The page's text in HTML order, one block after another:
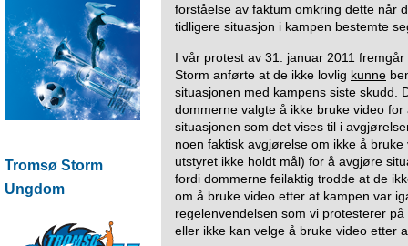
Tromsø Storm
Ungdom
forståelse av faktum omkring dette når
tidligere situasjon i kampen bestemte
I vår protest av 31. januar 2011
Storm anførte at de ikke lovlig kunne
situasjonen med kampens siste skudd.
dommerne valgte å ikke bruke video
situasjonen som det vises til i
noen faktisk avgjørelse om ikke å
utstyret ikke holdt mål) for å avgjøre
fordi dommerne feilaktig trodde at de
om å bruke video etter at kampen var
regelenvendelsen som vi protesterer
eller ikke kan velge å bruke video etter